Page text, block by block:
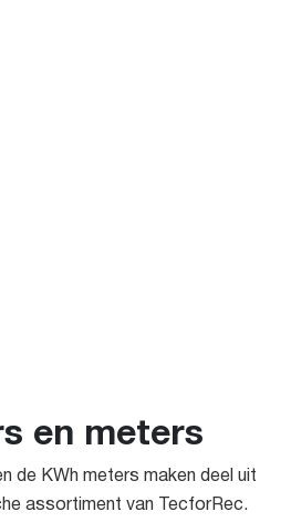
en meters
de KWh meters maken deel uit
assortiment van TecforRec.